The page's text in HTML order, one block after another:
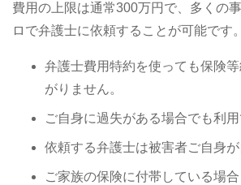
費用の上限は通常300万円で、多くの
ロで弁護士に依頼することが可能です。
弁護士費用特約を使っても保険
がりません。
ご自身に過失がある場合でも利用
依頼する弁護士は被害者ご自身が
ご家族の保険に付帯している場